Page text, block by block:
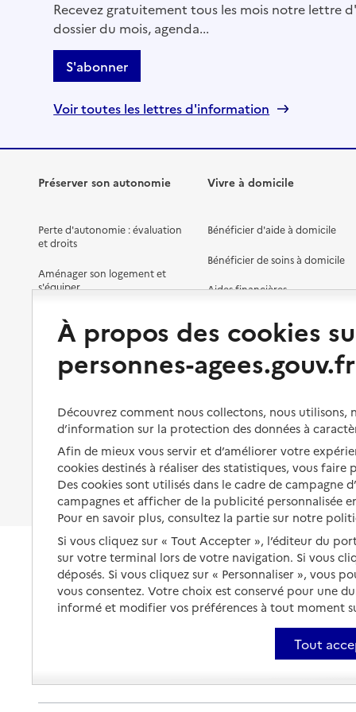
Adresse
21 allée Charles de Fitte
05 81 60 88 28
Contact
Service autonomie à domicile (aide)
Adresse
Avenue Honoré Serres
Contact
Site internet
Rapport HAS
Voir la fiche
Source des données : Finess n° 310787114
Mis à jour le : 07/08/2026
Service autonomie à domicile (aide)
Aide et réconfort
Adresse
3 avenue de Castres
31000-Toulouse
09 81 60 07 60
Contact
Rapport HAS
Amfpad
Recevez gratuitement tous les mois notre lettre
dossier du mois, agenda...
S'abonner
Voir toutes les lettres d'information
Préserver son autonomie
Perte d'autonomie : évaluation
et droits
Aménager son logement et
s'équiper
Préserver son autonomie et sa
santé
Organiser à l'avance sa propre
protection
Les obligations de la famille
À qui s’adresser ?
Les politiques du grand âge
Vivre à domicile
Bénéficier d'aide à domicile
Bénéficier de soins à domicile
Aides financières
Vivre à domicile avec une
Être hospitalisé
Fin de vie à domicile
À propos des cookies
personnes-agees.gouv.fr
Découvrez comment nous collectons, nous
d’information sur la protection des données à
Afin de mieux vous servir et d’améliorer votre
cookies destinés à réaliser des statistiques, vous
Des cookies sont utilisés dans le cadre de
campagnes et afficher de la publicité personnalisée
Pour en savoir plus, consultez la partie sur notre
Si vous cliquez sur « Tout Accepter », l’éditeur du
sur votre terminal lors de votre navigation. Si vous
déposés. Si vous cliquez sur « Personnaliser », vous
vous consentez. Votre choix est conservé pour une
informé et modifier vos préférences à tout moment
Tout